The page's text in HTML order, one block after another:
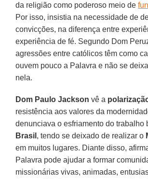
da religião como poderoso meio de
Por isso, insistia na necessidade de
convicções, na diferença entre
experiência de fé. Segundo Dom
agressões entre católicos têm como
ouvem pouco a Palavra e não se
nela.
Dom Paulo Jackson vê a
resistência aos valores da
denunciava o esfriamento do trabalho
Brasil , tendo se deixado de realizar o
em muitos lugares. Diante disso,
Palavra pode ajudar a formar
missionárias vivas, animadas,